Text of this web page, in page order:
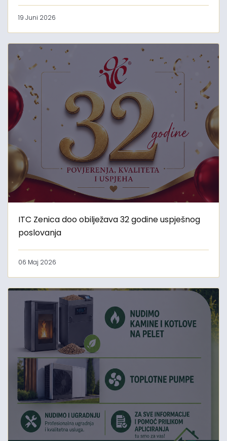
19 Juni 2026
ITC Zenica doo obilježava 32 godine uspješnog
poslovanja
06 Maj 2026